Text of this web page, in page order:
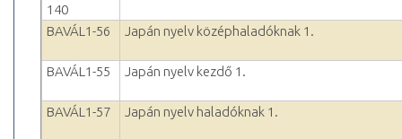
140
BAVÁL1-56 Japán nyelv középhaladóknak 1.
BAVÁL1-55 Japán nyelv kezdő 1.
BAVÁL1-57 Japán nyelv haladóknak 1.